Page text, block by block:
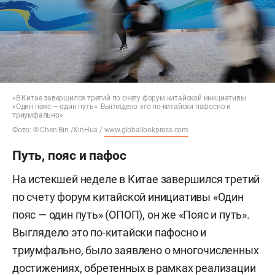
«В Китае завершился третий по счету форум китайской инициативы
«Один пояс — один путь». Выглядело это по-китайски пафосно и
триумфально»
Фото: © Chen Bin /XinHua / www.globallookpress.com
Путь, пояс и пафос
На истекшей неделе в Китае завершился третий
по счету форум китайской инициативы «Один
пояс — один путь» (ОПОП), он же «Пояс и путь».
Выглядело это по-китайски пафосно и
триумфально, было заявлено о многочисленных
достижениях, обретенных в рамках реализации